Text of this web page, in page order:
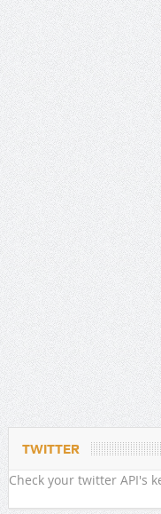
TWITTER
Check your twitter API's